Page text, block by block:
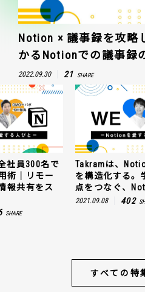
Notion × 議事録を攻略
かるNotionでの議事録
2022.09.30 21 SHARE
社員300名で
術｜リモー
報共有をス
SHARE
Takramは、
を構造化する。
点をつなぐ、
2021.09.08 402
すべての特